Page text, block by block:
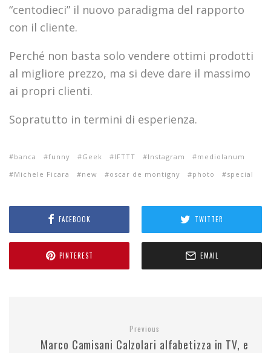
“centodieci” il nuovo paradigma del rapporto
con il cliente.
Perché non basta solo vendere ottimi prodotti
al migliore prezzo, ma si deve dare il massimo
ai propri clienti.
Sopratutto in termini di esperienza.
banca funny Geek IFTTT Instagram
mediolanum
Michele Ficara
new oscar de montigny photo special
FACEBOOK TWITTER
PINTEREST EMAIL
Previous
Marco Camisani Calzolari alfabetizza in TV, e